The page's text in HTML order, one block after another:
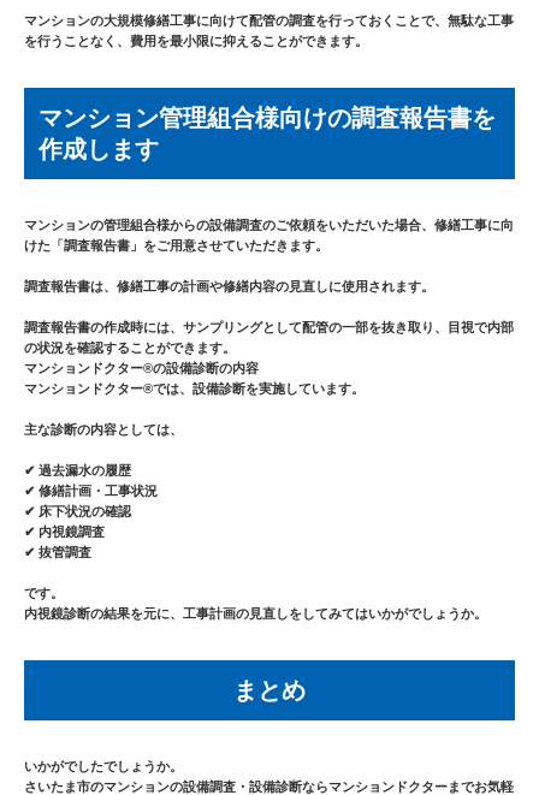
マンションの大規模修繕工事に向けて配管の調査を行っておくことで、無駄な工事
を行うことなく、費用を最小限に抑えることができます。
マンション管理組合様向けの調査報告書を
作成します
マンションの管理組合様からの設備調査のご依頼をいただいた場合、修繕工事に向
けた「調査報告書」をご用意させていただきます。
調査報告書は、修繕工事の計画や修繕内容の見直しに使用されます。
調査報告書の作成時には、サンプリングとして配管の一部を抜き取り、目視で内部
の状況を確認することができます。
マンションドクター®︎の設備診断の内容
マンションドクター®︎では、設備診断を実施しています。
主な診断の内容としては、
✔ 過去漏水の履歴
✔ 修繕計画・工事状況
✔ 床下状況の確認
✔ 内視鏡調査
✔ 抜管調査
です。
内視鏡診断の結果を元に、工事計画の見直しをしてみてはいかがでしょうか。
まとめ
いかがでしたでしょうか。
さいたま市のマンションの設備調査・設備診断ならマンションドクターまでお気軽